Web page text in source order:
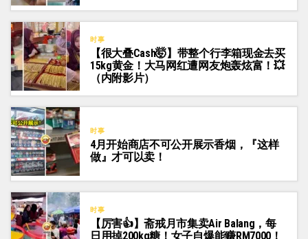
时事
【很大叠Cash🤯】带整个行李箱现金去买
15kg黄金！大马网红遭网友炮轰炫富！💥
（内附影片）
时事
4月开始商店不可公开展示香烟，『这样
做』才可以卖！
时事
【厉害👍】斋戒月市集卖Air Balang，每
日用掉200kg糖！女子自爆能赚RM7000！